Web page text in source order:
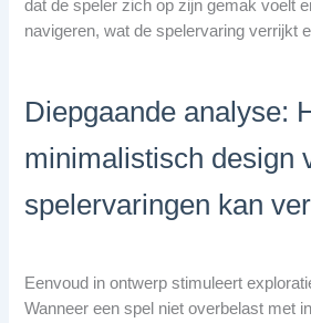
dat de speler zich op zijn gemak voelt
navigeren, wat de spelervaring verrijkt
Diepgaande analyse:
minimalistisch design
spelervaringen kan
Eenvoud in ontwerp stimuleert
Wanneer een spel niet overbelast met